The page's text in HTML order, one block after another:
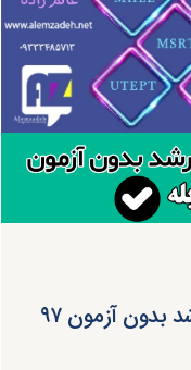
اعلام شرایط و نحوه ثبت نام ارشد بدون آزمون ۹۷